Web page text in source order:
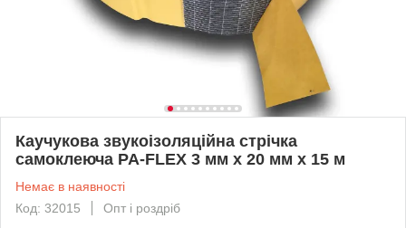
Каучукова звукоізоляційна стрічка
самоклеюча PA-FLEX 3 мм х 20 мм х 15 м
Немає в наявності
Код: 32015
Опт і роздріб